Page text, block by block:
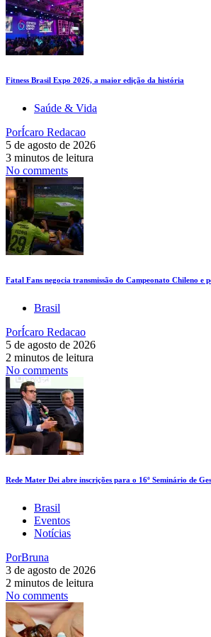
Fitness Brasil Expo 2026, a maior edição da história
Saúde & Vida
PorÍcaro Redacao
5 de agosto de 2026
3 minutos de leitura
No comments
Fatal Fans negocia transmissão do Campeonato Chileno e
Brasil
PorÍcaro Redacao
5 de agosto de 2026
2 minutos de leitura
No comments
Rede Mater Dei abre inscrições para o 16º Seminário de
Brasil
Eventos
Notícias
PorBruna
3 de agosto de 2026
2 minutos de leitura
No comments